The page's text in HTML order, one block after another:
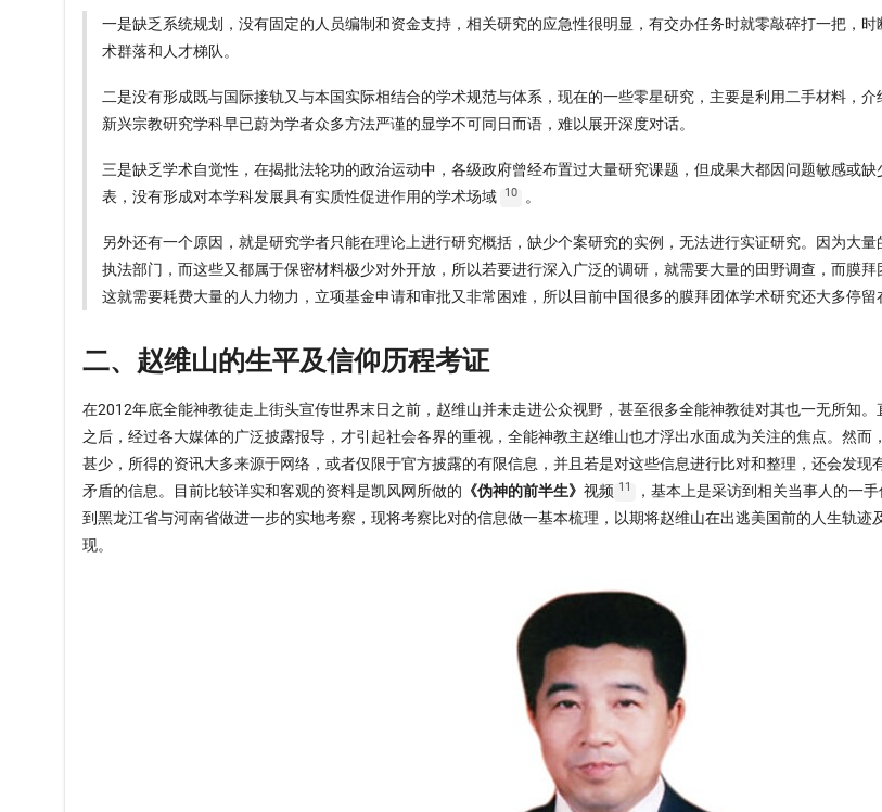
一是缺乏系统规划，没有固定的人员编制和资金支持，相关研究的应急性很明显，有交办任务时就零敲碎打一把，
术群落和人才梯队。
二是没有形成既与国际接轨又与本国实际相结合的学术规范与体系，现在的一些零星研究，主要是利用二手材料，
新兴宗教研究学科早已蔚为学者众多方法严谨的显学不可同日而语，难以展开深度对话。
三是缺乏学术自觉性，在揭批法轮功的政治运动中，各级政府曾经布置过大量研究课题，但成果大都因问题敏感或
表，没有形成对本学科发展具有实质性促进作用的学术场域 10 。
另外还有一个原因，就是研究学者只能在理论上进行研究概括，缺少个案研究的实例，无法进行实证研究。因为大
执法部门，而这些又都属于保密材料极少对外开放，所以若要进行深入广泛的调研，就需要大量的田野调查，而膜拜
这就需要耗费大量的人力物力，立项基金申请和审批又非常困难，所以目前中国很多的膜拜团体学术研究还大多停留
二、赵维山的生平及信仰历程考证
在2012年底全能神教徒走上街头宣传世界末日之前，赵维山并未走进公众视野，甚至很多全能神教徒对其也一无所知
之后，经过各大媒体的广泛披露报导，才引起社会各界的重视，全能神教主赵维山也才浮出水面成为关注的焦点。然而
甚少，所得的资讯大多来源于网络，或者仅限于官方披露的有限信息，并且若是对这些信息进行比对和整理，还会发现
矛盾的信息。目前比较详实和客观的资料是凯风网所做的 《伪神的前半生》 视频 11
，基本上是采访到相关当事人的一
到黑龙江省与河南省做进一步的实地考察，现将考察比对的信息做一基本梳理，以期将赵维山在出逃美国前的人生轨迹
现。